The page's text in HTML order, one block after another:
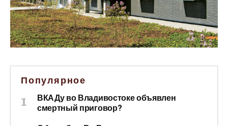
Популярное
ВКАДу во Владивостоке объявлен
смертный приговор?